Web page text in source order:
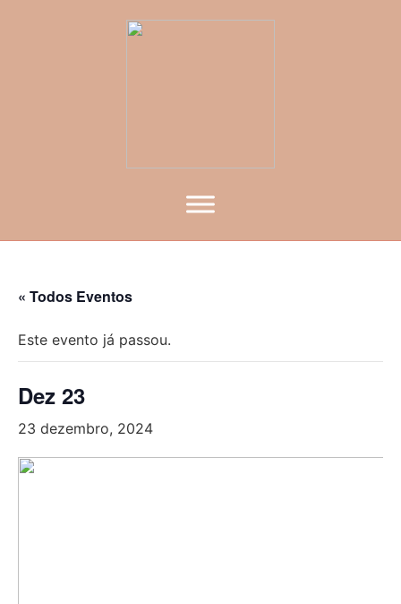
« Todos Eventos
Este evento já passou.
Dez 23
23 dezembro, 2024